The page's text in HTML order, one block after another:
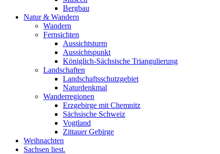
Bergbau
Natur & Wandern
Wandern
Fernsichten
Aussichtsturm
Aussichtspunkt
Königlich-Sächsische Triangulierung
Landschaften
Landschaftsschutzgebiet
Naturdenkmal
Wanderregionen
Erzgebirge mit Chemnitz
Sächsische Schweiz
Vogtland
Zittauer Gebirge
Weihnachten
Sachsen liest.